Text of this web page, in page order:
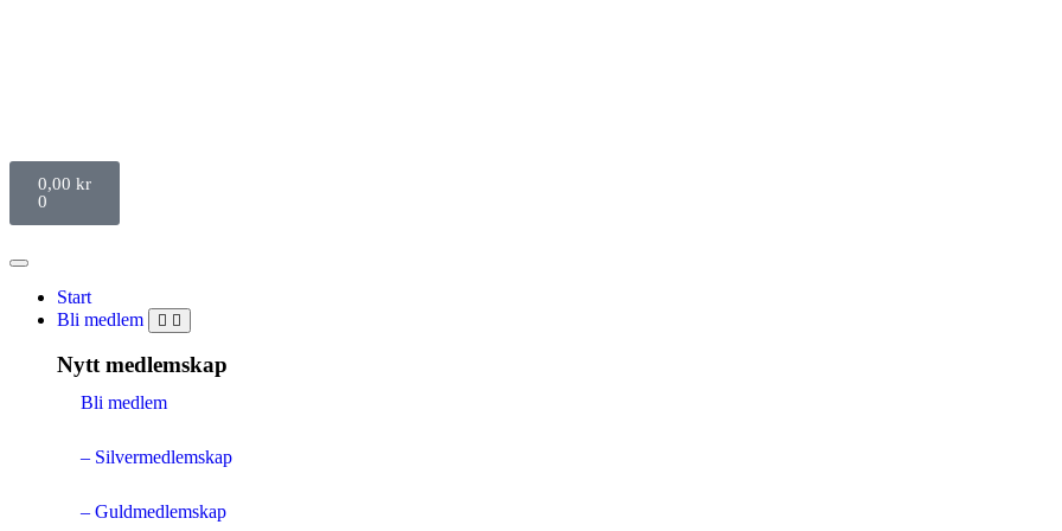
0,00 kr
0
Start
Bli medlem
Nytt medlemskap
Bli medlem
– Silvermedlemskap
– Guldmedlemskap